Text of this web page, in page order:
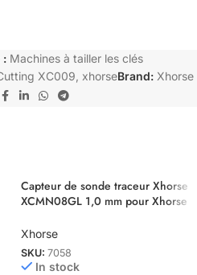
: Machines à tailler les clés
XC009 xhorseBrand: Xhorse
Capteur de sonde traceur Xhorse
XCMN08GL 1,0 mm pour Xhorse
005L
Xhorse
SKU: 7058
In stock